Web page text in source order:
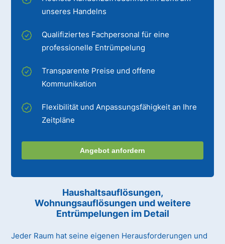
unseres Handelns
Qualifiziertes Fachpersonal für eine
professionelle Entrümpelung
Transparente Preise und offene
Kommunikation
Flexibilität und Anpassungsfähigkeit an Ihre
Zeitpläne
Angebot anfordern
Haushaltsauflösungen,
Wohnungsauflösungen und weitere
Entrümpelungen im Detail
Jeder Raum hat seine eigenen Herausforderungen und